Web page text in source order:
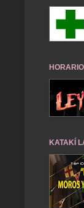
KATAKÍ